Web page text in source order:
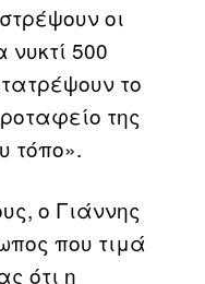
οι
500
το
της
τόπο».
ο Γιάννης
που τιμά
ότι η